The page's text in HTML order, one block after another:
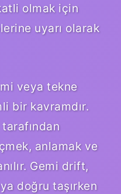
olmak için
uyarı olarak
veya tekne
bir kavramdır.
anlamak ve
Gemi drift,
doğru taşırken